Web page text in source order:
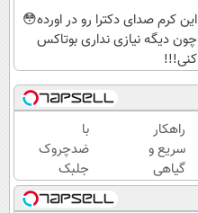
این کرم صدای دکترا رو در اورده😳
چون دیگه نیازی نداری بوتاکس
کنی!!!
راهکار
سریع و
گیاهی
برای
با
ضدچروک
جلبک
اسپیرولینا